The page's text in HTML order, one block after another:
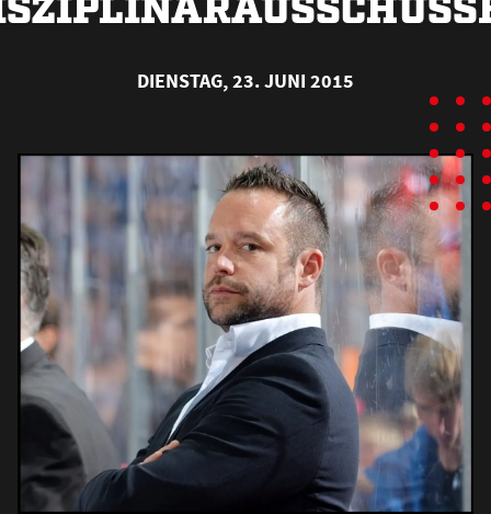
DIENSTAG, 23. JUNI 2015